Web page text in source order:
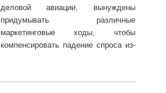
деловой авиации, вынуждены
придумывать различные
маркетинговые ходы, чтобы
компенсировать падение спроса из-